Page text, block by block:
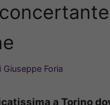
Giuseppe Foria
a Torino